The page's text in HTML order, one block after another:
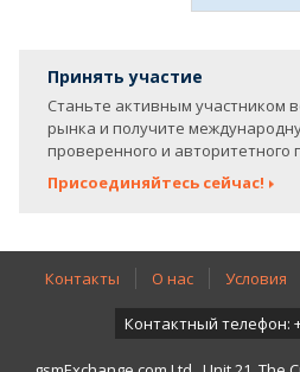
Принять участие
Станьте активным участником
рынка и получите
проверенного и авторитетного
Присоединяйтесь сейчас!
Контакты О нас Условия
Контактный телефон: